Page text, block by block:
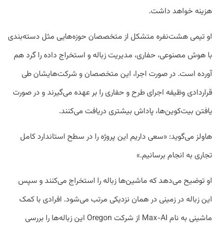
هزینه خواهد داشت.
او تیمی هشت‌نفره متشکل از متخصصان حوزه‌هایی مثل دسته‌بندی
با هوش مصنوعی، حفاری، مدیریت زباله و استخراج داده را گرد هم
آورده است. در صورت اجرا، این متخصصان و شرکت‌هایشان طی
قراردادی وظیفه اجرای طرح و حفاری را بر عهده می‌گیرند و در صورت
یافتن بیت‌کوین‌ها، پاداش بیشتری دریافت می‌کنند.
هاولز می‌گوید: «سعی داریم این پروژه را در سطح استاندارد کامل
تجاری به انجام برسانیم.»
او توضیح می‌دهد که ماشین‌ها زباله را استخراج می‌کنند و سپس
این زباله در زمینی در همان نزدیکی مرتب می‌شود. افرادی با کمک
ماشینی به نام Max-AI از شرکت Oregon این زباله‌ها را بررسی